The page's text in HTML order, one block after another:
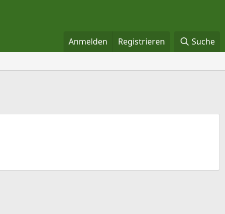
Anmelden Registrieren Suche